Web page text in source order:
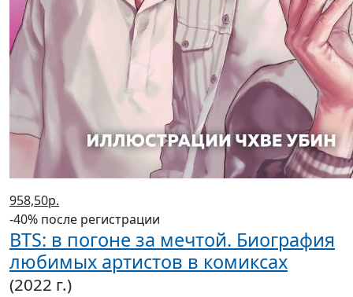
958,50р.
-40% после регистрации
BTS: в погоне за мечтой. Биография
любимых артистов в комиксах
(2022 г.)